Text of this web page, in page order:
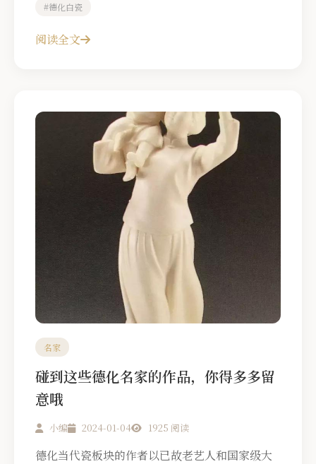
#德化白瓷
阅读全文
名家
碰到这些德化名家的作品，你得多多留
意哦
小编 2024-01-04 1925 阅读
德化当代瓷板块的作者以已故老艺人和国家级大